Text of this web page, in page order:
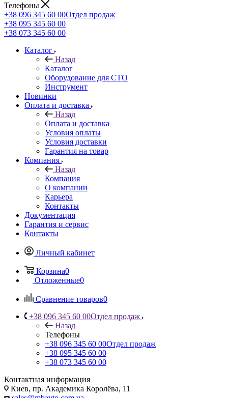
Телефоны
+38 096 345 60 00Отдел продаж
+38 095 345 60 00
+38 073 345 60 00
Каталог
Назад
Каталог
Оборудование для СТО
Инструмент
Новинки
Оплата и доставка
Назад
Оплата и доставка
Условия оплаты
Условия доставки
Гарантия на товар
Компания
Назад
Компания
О компании
Карьера
Контакты
Документация
Гарантия и сервис
Контакты
Личный кабинет
Корзина0
Отложенные0
Сравнение товаров0
+38 096 345 60 00Отдел продаж
Назад
Телефоны
+38 096 345 60 00Отдел продаж
+38 095 345 60 00
+38 073 345 60 00
Контактная информация
Киев, пр. Академика Королёва, 11